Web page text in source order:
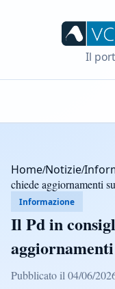
Il
Home/Notizie/
chiede aggiornamenti
Informazione
Il Pd in
Pubblicato il 04/06/